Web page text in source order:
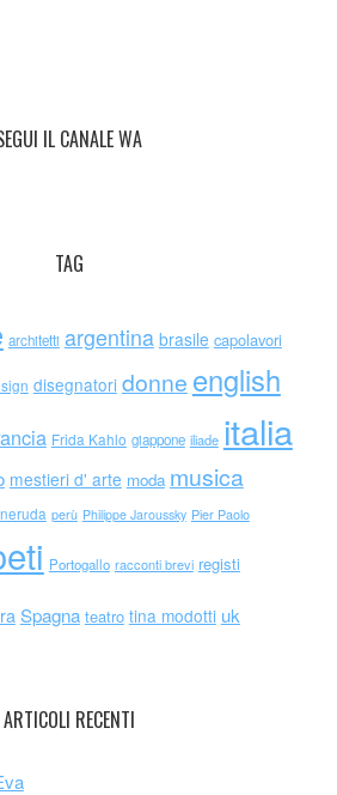
IL CANALE WA
TAG
architetti argentina brasile capolavori
disegnatori donne english
Frida Kahlo giappone iliade italia
mestieri d' arte moda musica
perù Philippe Jaroussky Pier Paolo
Portogallo racconti brevi registi
Spagna teatro tina modotti uk
ARTICOLI RECENTI